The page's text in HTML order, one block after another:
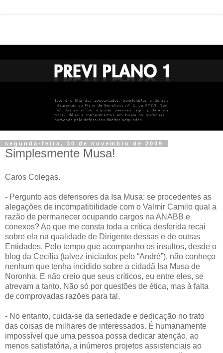
segunda-feira, 30 de novembro de 2009
Simplesmente Musa!
Caros Colegas.
- Pergunto aos defensores da Isa Musa: se procedentes as
alegações de incompatibilidade com o Valmir Camilo qual a
razão de permanecer ocupando cargos na ANABB e
conexos? Ao que me consta toda a crítica desferida recai
sobre ela na qualidade de Dirigente dessas e de outras
Entidades. Pelo tempo que acompanho os insultos, desde o
blog da Cecília (talvez iniciados pelo “André”), não conheço
nenhum que tenha incidido sobre a cidadã Isa Musa de
Noronha. E não creio que seus críticos, eu entre eles, se
atrevam a tanto. Não só por questões de ética, mas à falta
de comprovadas razões para tal.
- No entanto, cuida-se da seriedade e dedicação no trato
das coisas de milhares de interessados. É humanamente
impossível que uma pessoa possa dedicar atenção, ao
menos satisfatória, a inúmeros projetos assistenciais ao